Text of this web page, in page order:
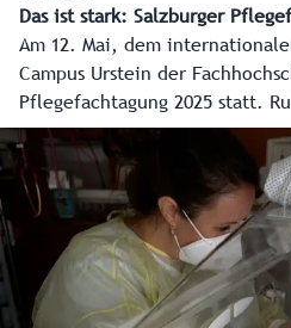
Das ist stark: Salzburger
Am 12. Mai, dem
Campus Urstein der
Pflegefachtagung 2025 statt.
Experten aus den
heurigen Motto „Mit
Kampagne des Landes „Das
Treffen auch den Start einer